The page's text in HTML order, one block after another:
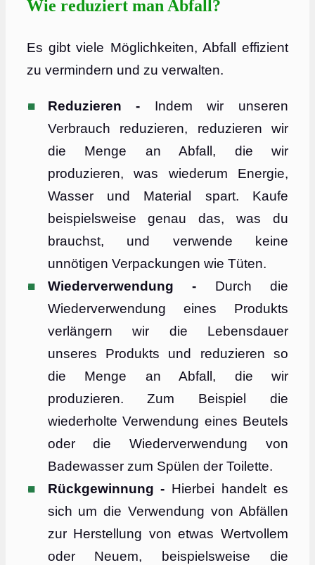
Wie reduziert man Abfall?
Es gibt viele Möglichkeiten, Abfall effizient
zu vermindern und zu verwalten.
Reduzieren - Indem wir unseren
Verbrauch reduzieren, reduzieren wir
die Menge an Abfall, die wir
produzieren, was wiederum Energie,
Wasser und Material spart. Kaufe
beispielsweise genau das, was du
brauchst, und verwende keine
unnötigen Verpackungen wie Tüten.
Wiederverwendung - Durch die
Wiederverwendung eines Produkts
verlängern wir die Lebensdauer
unseres Produkts und reduzieren so
die Menge an Abfall, die wir
produzieren. Zum Beispiel die
wiederholte Verwendung eines Beutels
oder die Wiederverwendung von
Badewasser zum Spülen der Toilette.
Rückgewinnung - Hierbei handelt es
sich um die Verwendung von Abfällen
zur Herstellung von etwas Wertvollem
oder Neuem, beispielsweise die